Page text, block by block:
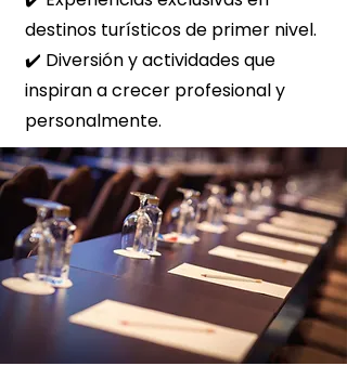
destinos turísticos de primer nivel.
✔️ Diversión y actividades que
inspiran a crecer profesional y
personalmente.